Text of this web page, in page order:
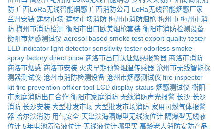
防 广西LoRa无线智能烟感 广西消防公司 LoRa无线智能烟感厂家
兰州安装 建材市场 建材市场消防 梅州市消防烟枪 梅州市 梅州市消
防 梅州市消防检测 衡阳市出口欧美烟枪套装 衡阳市消防检测设备
衡阳市烟感测试仪 aerosol based smoke test export quality tester
LED indicator light detector sensitivity tester odorless smoke
spray factory direct price 商洛市出口认证烟感报警器 商洛市消防
商洛市烟感 商洛市安装 火灾早期预警烟温传感器 沧州市无线智能探
测器测试仪 沧州市消防检测设备 沧州市烟感测试仪 fire inspector
kit fire prevention officer tool LCD display status 烟感测试仪 衡阳
市家庭消防出口合作 衡阳市家庭消防 无线消防声光报警 长沙 长沙
消防 长沙安装 大型批发市场 大型批发市场消防 家用可燃气体报警
器 哈尔滨消防 用气安全 天津滨海隔爆型无线液位计 隔爆型无线液
位计 5年电池寿命液位计 无线液位计哪里买 高龄老人消防安防产品